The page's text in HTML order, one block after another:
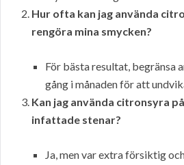
Hur ofta kan jag använda
rengöra mina smycken?
För bästa resultat, begränsa
gång i månaden för att
Kan jag använda citronsyra
infattade stenar?
Ja, men var extra försiktig